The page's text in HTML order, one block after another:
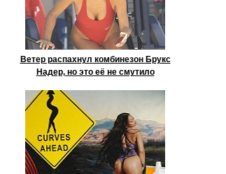
Ветер распахнул комбинезон Брукс
Надер, но это её не смутило